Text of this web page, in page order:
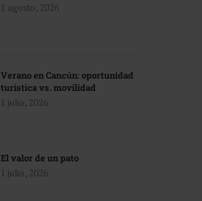
1 agosto, 2026
Verano en Cancún: oportunidad
turística vs. movilidad
1 julio, 2026
El valor de un pato
1 julio, 2026